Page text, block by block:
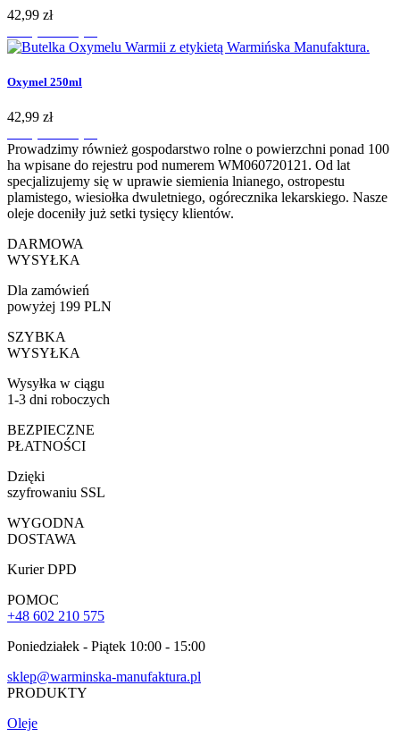
42,99 zł
Oxymel 250ml
42,99 zł
Prowadzimy również gospodarstwo rolne o powierzchni ponad 100
ha wpisane do rejestru pod numerem WM060720121. Od lat
specjalizujemy się w uprawie siemienia lnianego, ostropestu
plamistego, wiesiołka dwuletniego, ogórecznika lekarskiego. Nasze
oleje doceniły już setki tysięcy klientów.
DARMOWA
WYSYŁKA
Dla zamówień
powyżej 199 PLN
SZYBKA
WYSYŁKA
Wysyłka w ciągu
1-3 dni roboczych
BEZPIECZNE
PŁATNOŚCI
Dzięki
szyfrowaniu SSL
WYGODNA
DOSTAWA
Kurier DPD
POMOC
+48 602 210 575
Poniedziałek - Piątek 10:00 - 15:00
sklep@warminska-manufaktura.pl
PRODUKTY
Oleje